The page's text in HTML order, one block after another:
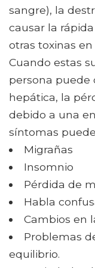
sangre), la
causar la
otras toxinas
Cuando estas
persona puede
hepática, la
debido a una
síntomas
Migrañas
Insomnio
Pérdida de
Habla
Cambios en
Problemas
equilibrio.